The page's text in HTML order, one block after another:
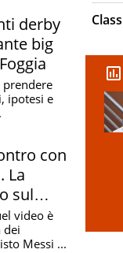
derby
big
prendere
ipotesi e
con
La
sul
video è
dei
Messi ...